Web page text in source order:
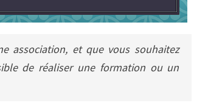
association, et que vous souhaitez
de réaliser une formation ou un